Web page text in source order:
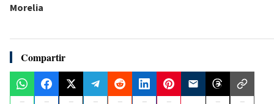
Morelia
Compartir